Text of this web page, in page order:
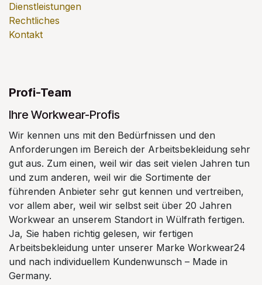
Dienstleistungen
Rechtliches
Kontakt
Profi-Team
Ihre Workwear-Profis
Wir kennen uns mit den Bedürfnissen und den
Anforderungen im Bereich der Arbeitsbekleidung sehr
gut aus. Zum einen, weil wir das seit vielen Jahren tun
und zum anderen, weil wir die Sortimente der
führenden Anbieter sehr gut kennen und vertreiben,
vor allem aber, weil wir selbst seit über 20 Jahren
Workwear an unserem Standort in Wülfrath fertigen.
Ja, Sie haben richtig gelesen, wir fertigen
Arbeitsbekleidung unter unserer Marke Workwear24
und nach individuellem Kundenwunsch – Made in
Germany.